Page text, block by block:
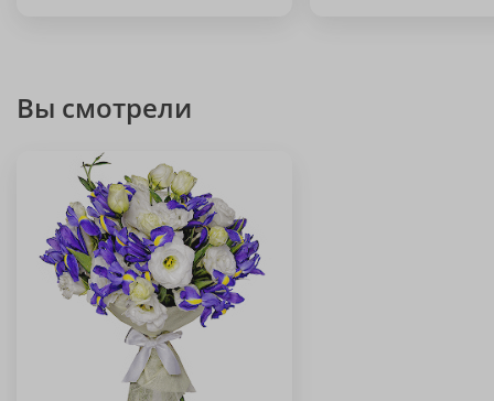
Вы смотрели